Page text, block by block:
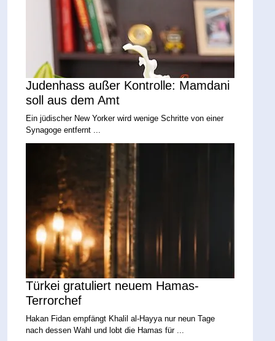
Judenhass außer Kontrolle: Mamdani
soll aus dem Amt
Ein jüdischer New Yorker wird wenige Schritte von einer
Synagoge entfernt ...
Türkei gratuliert neuem Hamas-
Terrorchef
Hakan Fidan empfängt Khalil al-Hayya nur neun Tage
nach dessen Wahl und lobt die Hamas für ...